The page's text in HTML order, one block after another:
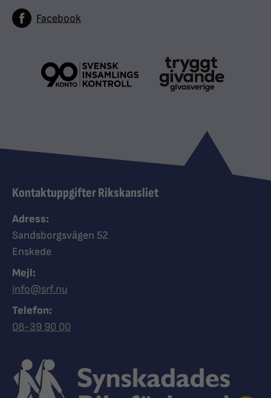
Facebook
Kontaktuppgifter Rikskansliet
Adress:
Sandsborgsvägen 52
Enskede
Mejl:
info@srf.nu
Telefon:
Ring Synskadades riksförbund
08-39 90 00